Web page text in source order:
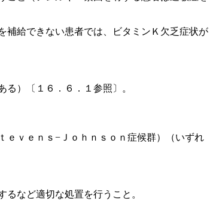
給できない患者では、ビタミンＫ欠乏症状が
）〔１６．６．１参照〕。
ｖｅｎｓ−Ｊｏｈｎｓｏｎ症候群）（いずれ
など適切な処置を行うこと。